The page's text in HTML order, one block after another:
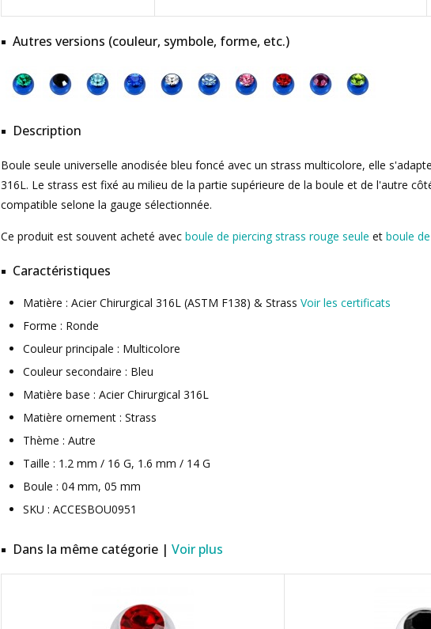
Autres versions (couleur, symbole, forme, etc.)
Description
Boule seule universelle anodisée bleu foncé avec un strass multicolore, elle
316L. Le strass est fixé au milieu de la partie supérieure de la boule et de l'autre
compatible selone la gauge sélectionnée.
Ce produit est souvent acheté avec boule de piercing strass rouge seule et boule
Caractéristiques
Matière : Acier Chirurgical 316L (ASTM F138) & Strass Voir les certificats
Forme : Ronde
Couleur principale : Multicolore
Couleur secondaire : Bleu
Matière base : Acier Chirurgical 316L
Matière ornement : Strass
Thème : Autre
Taille : 1.2 mm / 16 G, 1.6 mm / 14 G
Boule : 04 mm, 05 mm
SKU : ACCESBOU0951
Dans la même catégorie | Voir plus